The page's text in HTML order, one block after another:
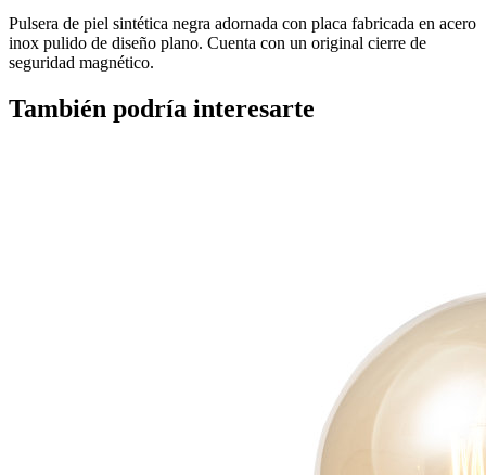
Pulsera de piel sintética negra adornada con placa fabricada en acero
inox pulido de diseño plano. Cuenta con un original cierre de
seguridad magnético.
También podría interesarte